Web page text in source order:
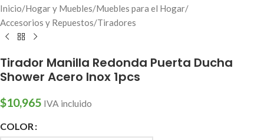
Inicio/Hogar y Muebles/Muebles para el Hogar/
Accesorios y Repuestos/Tiradores
Tirador Manilla Redonda Puerta Ducha
Shower Acero Inox 1pcs
$10,965 IVA incluido
COLOR